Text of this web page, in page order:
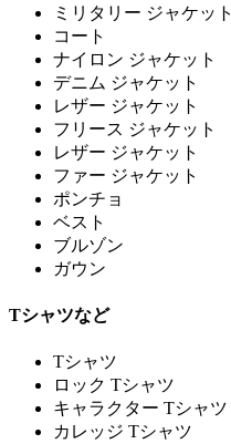
ミリタリー ジャケット
コート
ナイロン ジャケット
デニム ジャケット
レザー ジャケット
フリース ジャケット
レザー ジャケット
ファー ジャケット
ポンチョ
ベスト
ブルゾン
ガウン
Tシャツなど
Tシャツ
ロック Tシャツ
キャラクター Tシャツ
カレッジ Tシャツ